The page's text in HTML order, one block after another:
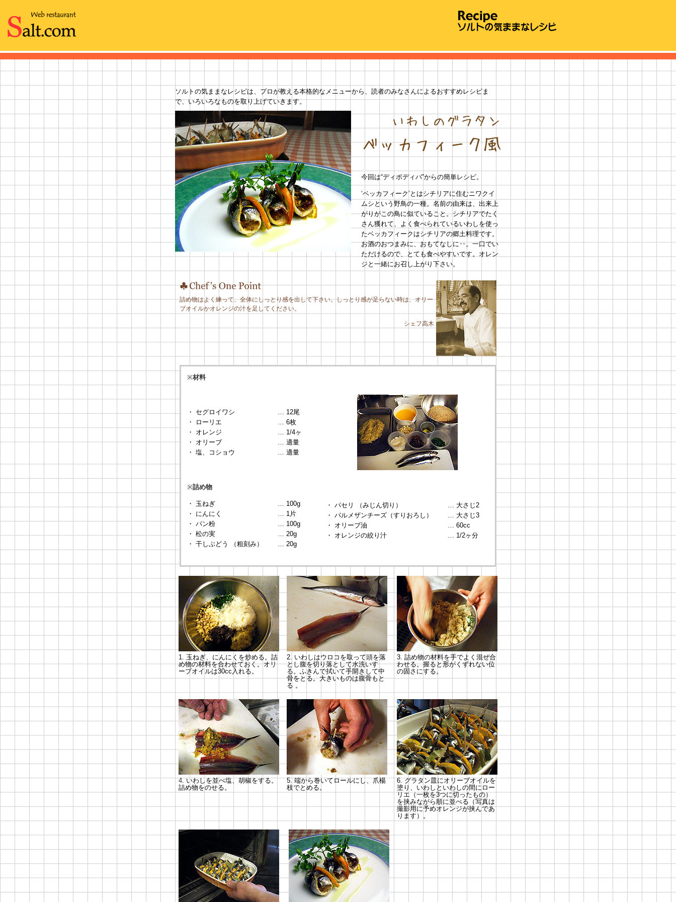
ソルトの気ままなレシピは、プロが教える本格的なメニューから、読者のみなさんによるおすすめレシピま
で、いろいろなものを取り上げていきます。
今回は“ディボディバ”からの簡単レシピ。
‘ベッカフィーク’とはシチリアに住むニワクイ
ムシという野鳥の一種。名前の由来は、出来上
がりがこの鳥に似ていること。シチリアでたく
さん獲れて、よく食べられているいわしを使っ
たベッカフィークはシチリアの郷土料理です。
お酒のおつまみに、おもてなしに‥。一口でい
ただけるので、とても食べやすいです。オレン
ジと一緒にお召し上がり下さい。
詰め物はよく練って、全体にしっとり感を出して下さい。しっとり感が足らない時は、オリー
ブオイルかオレンジの汁を足してください。
シェフ高木
※材料
・ セグロイワシ
・ ローリエ
・ オレンジ
・ オリーブ
・ 塩、コショウ
… 12尾
… 6枚
… 1/4ヶ
… 適量
… 適量
※詰め物
・ 玉ねぎ
・ にんにく
・ パン粉
・ 松の実
・ 干しぶどう （粗刻み）
… 100g
… 1片
… 100g
… 20g
… 20g
・ パセリ （みじん切り）
・ パルメザンチーズ（すりおろし）
・ オリーブ油
・ オレンジの絞り汁
… 大さじ2
… 大さじ3
… 60cc
… 1/2ヶ分
1. 玉ねぎ、にんにくを炒める。詰
め物の材料を合わせておく。オリ
ーブオイルは30cc入れる。
2. いわしはウロコを取って頭を落
とし腹を切り落として水洗いす
る。ふきんで拭いて手開きして中
骨をとる。大きいものは腹骨もと
る 。
3. 詰め物の材料を手でよく混ぜ合
わせる。握ると形がくずれない位
の固さにする。
4. いわしを並べ塩、胡椒をする。
詰め物をのせる。
5. 端から巻いてロールにし、爪楊
枝でとめる。
6.グラタン皿にオリーブオイルを
塗り、いわしといわしの間にロー
リエ（一枚を3つに切ったもの）
を挟みながら順に並べる（写真は
撮影用に予めオレンジが挟んであ
ります）。